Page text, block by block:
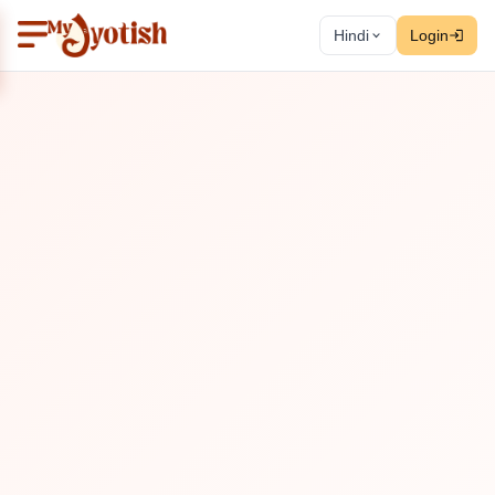
Hindi Login